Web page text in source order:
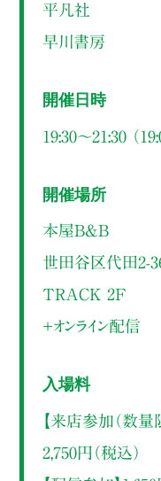
平凡社
早川書房
開催日時
19:30～21:30 （
開催場所
本屋B&B
世田谷区代田2-
TRACK 2F
＋オンライン配信
入場料
【来店参加（数量限
2,750円（税込）